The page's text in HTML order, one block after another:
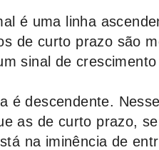
é uma linha
de curto prazo são
sinal de
é descendente.
as de curto prazo,
na iminência de